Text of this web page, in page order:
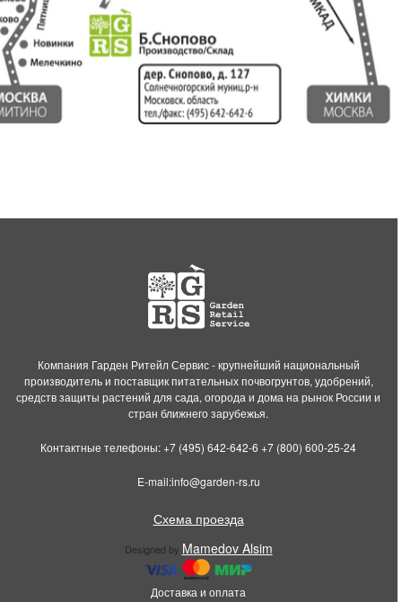
Компания Гарден Ритейл Сервис - крупнейший национальный
производитель и поставщик питательных почвогрунтов, удобрений,
средств защиты растений для сада, огорода и дома на рынок России и
стран ближнего зарубежья.
Контактные телефоны:+7 (495) 642-642-6 +7 (800) 600-25-24
E-mail:info@garden-rs.ru
Схема проезда
Designed by Mamedov Alsim
Доставка и оплата